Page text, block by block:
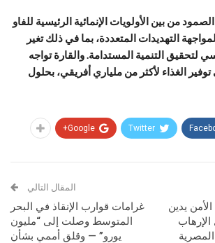
من بين الأولويات الإنمائية الرئيسية للفاو
التهديدات المتعددة، بما في ذلك تغير
لتحقيق التنمية المستدامة. والقارة تواجه
توفير الغذاء لأكثر من ملياري أفريقي، بحلول
Twitter
Google+
يدين
المقال التالي
غرامات قوارب الإنقاذ في البحر
المتوسط وصلت إلى “مليون
يورو” — وقلق أممي بشأن